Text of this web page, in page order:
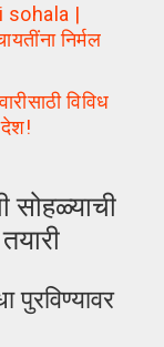
sohala |
निर्मल
विविध
पुरविण्यावर